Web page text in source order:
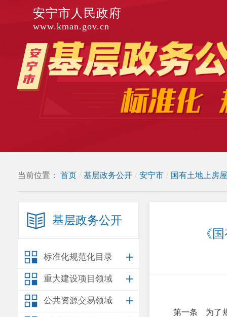
安宁市人民政府
www.kman.gov.cn
当前位置： 首页 / 基层政务公开 / 安宁市 / 国有土地上房
基层政务公开
标准化规范化目录
重大建设项目领域
公共资源交易领域
《
第一条 为了